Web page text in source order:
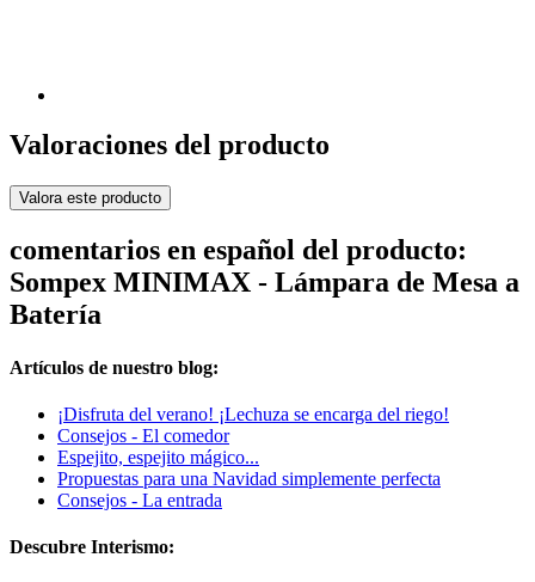
Valoraciones del producto
Valora este producto
comentarios en español del producto:
Sompex MINIMAX - Lámpara de Mesa a
Batería
Artículos de nuestro blog:
¡Disfruta del verano! ¡Lechuza se encarga del riego!
Consejos - El comedor
Espejito, espejito mágico...
Propuestas para una Navidad simplemente perfecta
Consejos - La entrada
Descubre Interismo: